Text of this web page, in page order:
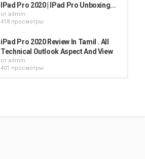
IPad Pro 2020 | IPad Pro Unboxing...
от admin
418 просмотры
iPad Pro 2020 Review In Tamil . All
Technical Outlook Aspect And View
от admin
401 просмотры